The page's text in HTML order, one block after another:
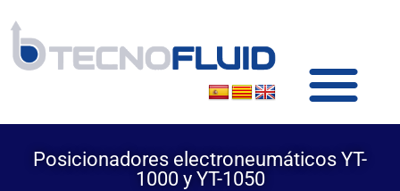
Posicionadores electroneumáticos YT-
1000 y YT-1050